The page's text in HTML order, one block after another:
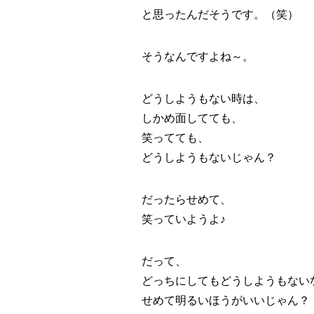
と思ったんだそうです。（笑）
そうなんですよね～。
どうしようもない時は、
しかめ面してても、
笑ってても、
どうしようもないじゃん？
だったらせめて、
笑っていようよ♪
だって、
どっちにしてもどうしようもない
せめて明るいほうがいいじゃん？